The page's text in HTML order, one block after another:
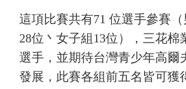
這項比賽共有71 位選手參賽
28位丶女子組13位），三花棉
選手，並期待台灣青少年高爾
發展，此賽各組前五名皆可獲